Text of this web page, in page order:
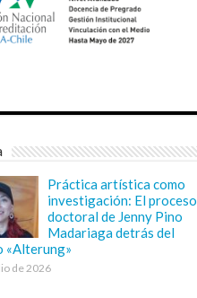
Práctica artística como
investigación: El proceso
doctoral de Jenny Pino
Madariaga detrás del
«Alterung»
de 2026